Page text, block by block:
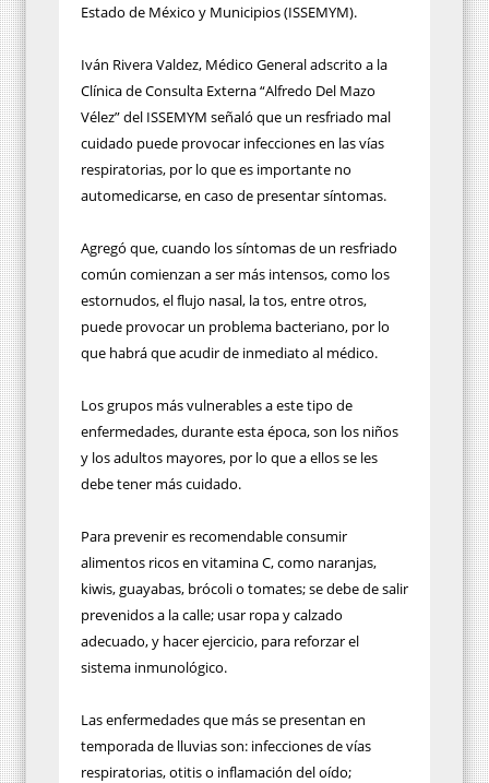
Estado de México y Municipios (ISSEMYM).
Iván Rivera Valdez, Médico General adscrito a la
Clínica de Consulta Externa “Alfredo Del Mazo
Vélez” del ISSEMYM señaló que un resfriado mal
cuidado puede provocar infecciones en las vías
respiratorias, por lo que es importante no
automedicarse, en caso de presentar síntomas.
Agregó que, cuando los síntomas de un resfriado
común comienzan a ser más intensos, como los
estornudos, el flujo nasal, la tos, entre otros,
puede provocar un problema bacteriano, por lo
que habrá que acudir de inmediato al médico.
Los grupos más vulnerables a este tipo de
enfermedades, durante esta época, son los niños
y los adultos mayores, por lo que a ellos se les
debe tener más cuidado.
Para prevenir es recomendable consumir
alimentos ricos en vitamina C, como naranjas,
kiwis, guayabas, brócoli o tomates; se debe de salir
prevenidos a la calle; usar ropa y calzado
adecuado, y hacer ejercicio, para reforzar el
sistema inmunológico.
Las enfermedades que más se presentan en
temporada de lluvias son: infecciones de vías
respiratorias, otitis o inflamación del oído;